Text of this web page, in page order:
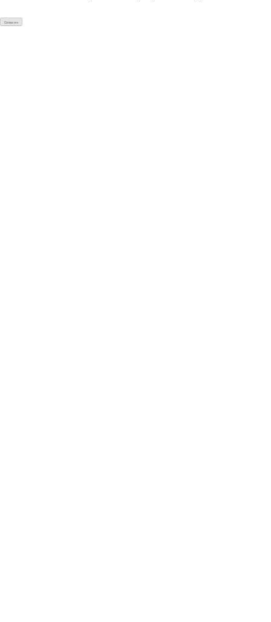
Согласен